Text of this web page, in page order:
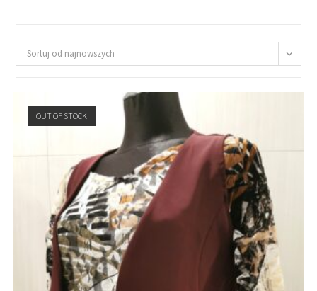
Sortuj od najnowszych
OUT OF STOCK